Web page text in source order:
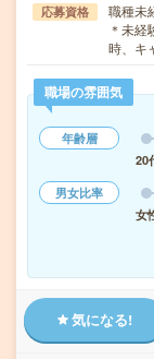
応募資格
職種未
＊未経
時、キ
職場の雰囲気
年齢層
20
男女比率
女
気になる!